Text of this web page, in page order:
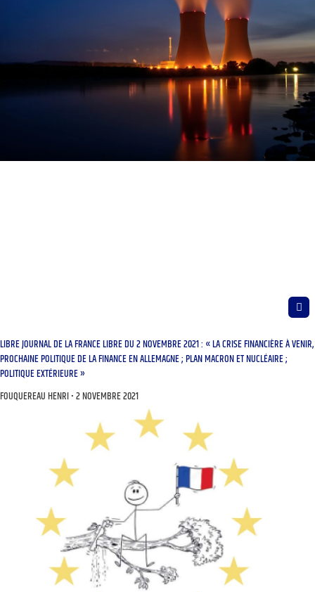
LIBRE JOURNAL DE LA FRANCE LIBRE DU 2 NOVEMBRE 2021 : « LA CRISE FINANCIÈRE À VENIR,
PROCHAINE POLITIQUE DE LA FINANCE EN ALLEMAGNE ; PLAN MACRON ET NUCLÉAIRE ;
POLITIQUE EXTÉRIEURE »
FOUQUEREAU HENRI 2 NOVEMBRE 2021